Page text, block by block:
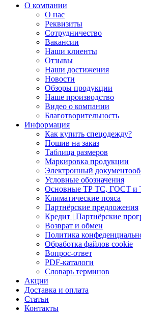
О компании
О нас
Реквизиты
Сотрудничество
Вакансии
Наши клиенты
Отзывы
Наши достижения
Новости
Обзоры продукции
Наше производство
Видео о компании
Благотворительность
Информация
Как купить спецодежду?
Пошив на заказ
Таблица размеров
Маркировка продукции
Электронный
Условные обозначения
Основные ТР ТС, ГОСТ и
Климатические пояса
Партнёрские предложения
Кредит | Партнёрские
Возврат и обмен
Политика
Обработка файлов cookie
Вопрос-ответ
PDF-каталоги
Словарь терминов
Акции
Доставка и оплата
Статьи
Контакты